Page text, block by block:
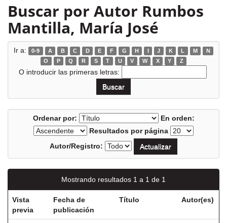
Buscar por Autor Rumbos
Mantilla, María José
Ir a: 0-9 A B C D E F G H I J K L M
N
O
P Q R S T U V W X Y Z
O introducir las primeras letras:
Ordenar por:
En orden:
Resultados por página
Autor/Registro:
Mostrando resultados 1 a 1 de 1
Vista
previa
Fecha de
publicación
Título Autor(es)